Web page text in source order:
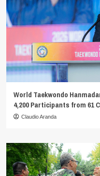
World Taekwondo
4,200 Participants from 61
Claudio Aranda